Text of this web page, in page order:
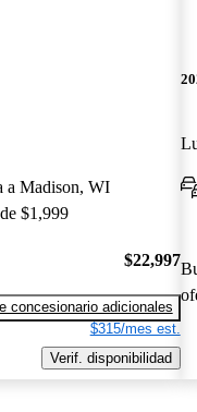
a Madison, WI
$1,999
$22,997
concesionario adicionales
$315/mes est.
Verif. disponibilidad